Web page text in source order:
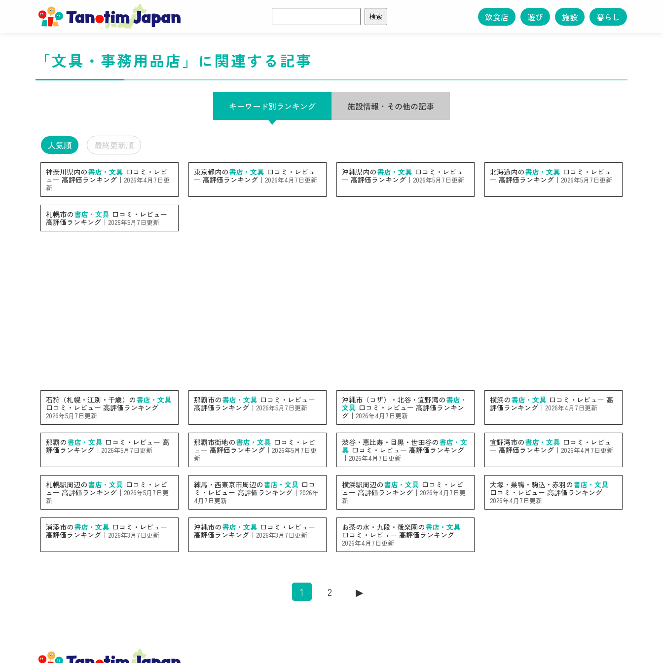
索:
飲食店 遊び 施設 暮らし
「文具・事務用品店」に関連する記事
キーワード別ランキング 施設情報・その他の記事
人気順 最終更新順
神奈川県内の書店・文具 口コミ・レビ
ュー 高評価ランキング｜ 2026年4月7日更
新
東京都内の書店・文具 口コミ・レビュ
ー 高評価ランキング｜ 2026年4月7日更新
沖縄県内の書店・文具 口コミ・レビュ
ー 高評価ランキング｜ 2026年5月7日更新
北海道内の書店・文具 口コミ・レビュ
ー 高評価ランキング｜ 2026年5月7日更新
札幌市の書店・文具 口コミ・レビュー
高評価ランキング｜ 2026年5月7日更新
石狩（札幌・江別・千歳）の書店・文具
口コミ・レビュー 高評価ランキング｜
2026年5月7日更新
那覇市の書店・文具 口コミ・レビュー
高評価ランキング｜ 2026年5月7日更新
沖縄市（コザ）・北谷・宜野湾の書店・
文具 口コミ・レビュー 高評価ランキン
グ｜ 2026年4月7日更新
横浜の書店・文具 口コミ・レビュー 高
評価ランキング｜ 2026年4月7日更新
那覇の書店・文具 口コミ・レビュー 高
評価ランキング｜ 2026年5月7日更新
那覇市街地の書店・文具 口コミ・レビ
ュー 高評価ランキング｜ 2026年5月7日更
新
渋谷・恵比寿・目黒・世田谷の書店・文
具 口コミ・レビュー 高評価ランキング
｜ 2026年4月7日更新
宜野湾市の書店・文具 口コミ・レビュ
ー 高評価ランキング｜ 2026年4月7日更新
札幌駅周辺の書店・文具 口コミ・レビ
ュー 高評価ランキング｜ 2026年5月7日更
新
練馬・西東京市周辺の書店・文具 口コ
ミ・レビュー 高評価ランキング｜ 2026年
4月7日更新
横浜駅周辺の書店・文具 口コミ・レビ
ュー 高評価ランキング｜ 2026年4月7日更
新
大塚・巣鴨・駒込・赤羽の書店・文具
口コミ・レビュー 高評価ランキング｜
2026年4月7日更新
浦添市の書店・文具 口コミ・レビュー
高評価ランキング｜ 2026年3月7日更新
沖縄市の書店・文具 口コミ・レビュー
高評価ランキング｜ 2026年3月7日更新
お茶の水・九段・後楽園の書店・文具
口コミ・レビュー 高評価ランキング｜
2026年4月7日更新
1 2 ▶︎